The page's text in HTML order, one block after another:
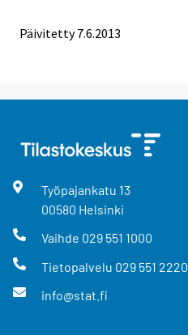
Päivitetty 7.6.2013
Työpajankatu 13
00580 Helsinki
Vaihde 029 551 1000
Tietopalvelu 029 551 2220
info@stat.fi